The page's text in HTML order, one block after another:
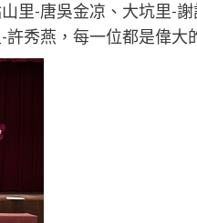
里-唐吳金凉、大坑里-
秀燕，每一位都是偉大